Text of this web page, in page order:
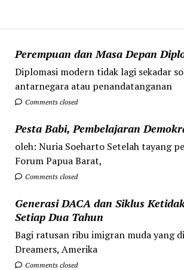
Perempuan dan Masa Depan
Diplomasi modern tidak lagi sekadar
antarnegara atau penandatanganan
Comments closed
Pesta Babi, Pembelajaran
oleh: Nuria Soeharto Setelah tayang
Forum Papua Barat,
Comments closed
Generasi DACA dan Siklus
Setiap Dua Tahun
Bagi ratusan ribu imigran muda yang
Dreamers, Amerika
Comments closed